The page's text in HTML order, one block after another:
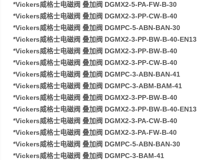
*Vickers威格士电磁阀 叠加阀 DGMX2-5-PA-FW-B-30
*Vickers威格士电磁阀 叠加阀 DGMX2-3-PP-CW-B-40
*Vickers威格士电磁阀 叠加阀 DGMPC-5-ABN-BAN-30
*Vickers威格士电磁阀 叠加阀 DGMX2-3-PP-BW-B-40-EN13
*Vickers威格士电磁阀 叠加阀 DGMX2-3-PP-BW-B-40
*Vickers威格士电磁阀 叠加阀 DGMX2-3-PP-CW-B-40
*Vickers威格士电磁阀 叠加阀 DGMPC-3-ABN-BAN-41
*Vickers威格士电磁阀 叠加阀 DGMPC-3-ABM-BAM-41
*Vickers威格士电磁阀 叠加阀 DGMX2-3-PP-BW-B-40
*Vickers威格士电磁阀 叠加阀 DGMX2-3-PP-BW-B-40-EN13
*Vickers威格士电磁阀 叠加阀 DGMX2-3-PA-CW-B-40
*Vickers威格士电磁阀 叠加阀 DGMX2-3-PA-FW-B-40
*Vickers威格士电磁阀 叠加阀 DGMPC-5-ABN-BAN-30
*Vickers威格士电磁阀 叠加阀 DGMPC-3-BAM-41